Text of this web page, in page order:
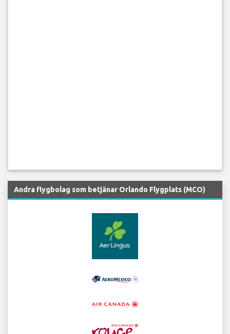
Andra flygbolag som betjänar Orlando Flygplats (MCO)